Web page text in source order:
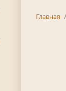
Главная